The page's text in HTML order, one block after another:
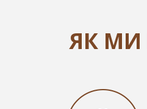
ЯК